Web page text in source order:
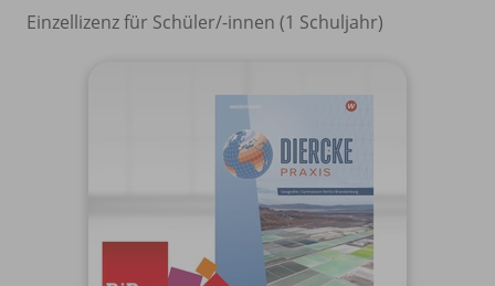
Einzellizenz für Schüler/-innen (1 Schuljahr)